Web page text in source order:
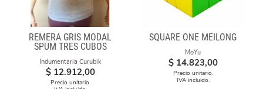
REMERA GRIS MODAL
SPUM TRES CUBOS
Indumentaria Curubik
$ 12.912,00
Precio unitario.
SQUARE ONE MEILONG
MoYu
$ 14.823,00
Precio unitario.
IVA incluido.